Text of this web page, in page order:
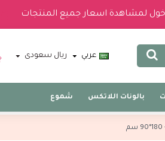
لمشاهدة اسعار جميع المنتجات
عربي ريال سعودى
بالونات اللاتكس شموع